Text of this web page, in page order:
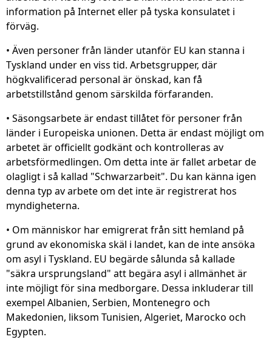
information på Internet eller på tyska konsulatet i
förväg.
• Även personer från länder utanför EU kan stanna i
Tyskland under en viss tid. Arbetsgrupper, där
högkvalificerad personal är önskad, kan få
arbetstillstånd genom särskilda förfaranden.
• Säsongsarbete är endast tillåtet för personer från
länder i Europeiska unionen. Detta är endast möjligt om
arbetet är officiellt godkänt och kontrolleras av
arbetsförmedlingen. Om detta inte är fallet arbetar de
olagligt i så kallad "Schwarzarbeit". Du kan känna igen
denna typ av arbete om det inte är registrerat hos
myndigheterna.
• Om människor har emigrerat från sitt hemland på
grund av ekonomiska skäl i landet, kan de inte ansöka
om asyl i Tyskland. EU begärde sålunda så kallade
"säkra ursprungsland" att begära asyl i allmänhet är
inte möjligt för sina medborgare. Dessa inkluderar till
exempel Albanien, Serbien, Montenegro och
Makedonien, liksom Tunisien, Algeriet, Marocko och
Egypten.